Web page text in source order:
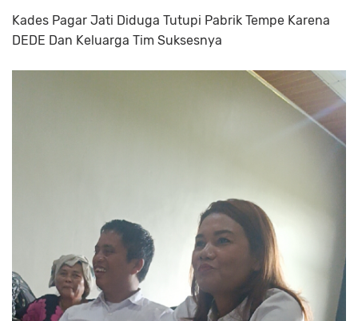
Kades Pagar Jati Diduga Tutupi Pabrik Tempe Karena
DEDE Dan Keluarga Tim Suksesnya